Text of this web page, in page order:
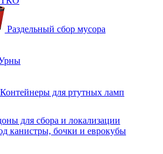
Раздельный сбор мусора
Контейнеры для ртутных ламп
для сбора и локализации
канистры, бочки и еврокубы